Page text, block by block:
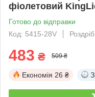
фіолетовий
Готово до відправки
Код: 5415-28V
Роздріб
483 ₴ 509 ₴
Економія 26 ₴